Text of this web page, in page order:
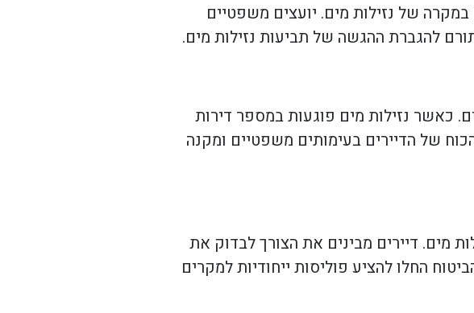
במקרה של נזילות מים. יועצים משפטיים
להגברת ההגשה של תביעות נזילות מים.
כאשר נזילות מים פוגעות במספר דירות
של הדיירים בעימותים משפטיים ומקנה
מים. דיירים מבינים את הצורך לבדוק את
החלו להציע פוליסות ייחודיות למקרים